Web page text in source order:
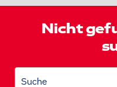
Nicht
Suche